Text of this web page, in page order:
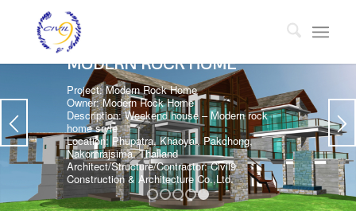
MODERN ROCK HOME
Project: Modern Rock Home
Owner: Modern Rock Home
Description: Weekend house – Modern rock
home sryle
Location: Phupatra, Khaoyai, Pakchong,
Nakornrajsima, Thailand
Architect/Structure/Contractor: Civil9
Construction & Architecture Co.,Ltd.
1 2 3 4 5